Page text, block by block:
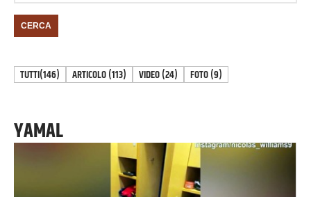
CERCA
TUTTI(146) ARTICOLO(113) VIDEO(24) FOTO(9)
YAMAL